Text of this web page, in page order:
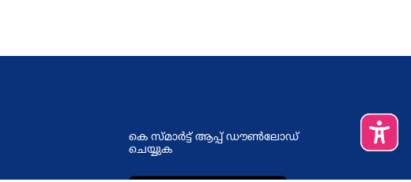
കെ സ്മാര്‍ട്ട് ആപ്പ് ഡൗണ്‍ലോഡ്
ചെയ്യുക